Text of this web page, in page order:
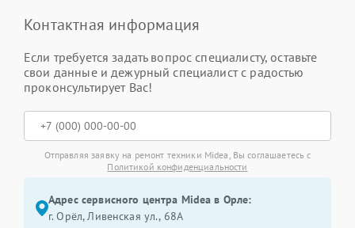
Контактная информация
Если требуется задать вопрос специалисту, оставьте
свои данные и дежурный специалист с радостью
проконсультирует Вас!
Отправляя заявку на ремонт техники Midea, Вы соглашаетесь с
Политикой конфиденциальности
Адрес сервисного центра Midea в Орле:
г. Орёл, Ливенская ул., 68А